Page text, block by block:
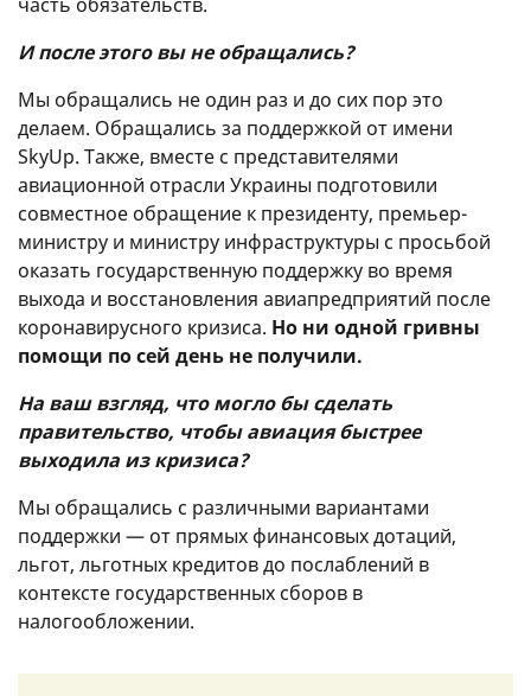
часть обязательств.
И после этого вы не обращались?
Мы обращались не один раз и до сих пор это
делаем. Обращались за поддержкой от имени
SkyUp. Также, вместе с представителями
авиационной отрасли Украины подготовили
совместное обращение к президенту, премьер-
министру и министру инфраструктуры с просьбой
оказать государственную поддержку во время
выхода и восстановления авиапредприятий после
коронавирусного кризиса. Но ни одной гривны
помощи по сей день не получили.
На ваш взгляд, что могло бы сделать
правительство, чтобы авиация быстрее
выходила из кризиса?
Мы обращались с различными вариантами
поддержки — от прямых финансовых дотаций,
льгот, льготных кредитов до послаблений в
контексте государственных сборов в
налогообложении.